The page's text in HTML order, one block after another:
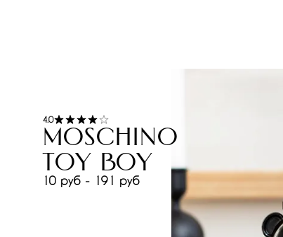
4.0
Moschino
Toy Boy
10 руб - 191 руб